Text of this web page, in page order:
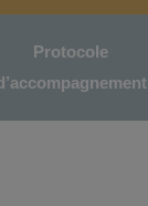
Protocole